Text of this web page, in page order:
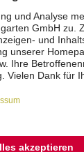
Zahlungsmittel
Vertrag